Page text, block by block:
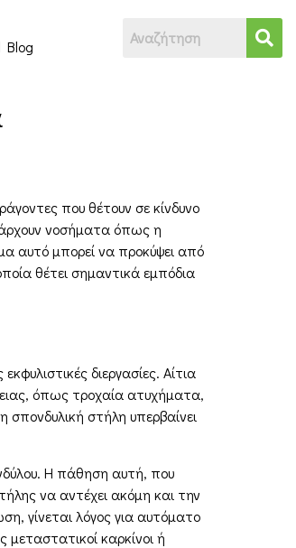
Blog
που θέτουν σε κίνδυνο
νοσήματα όπως η
αυτό μπορεί να προκύψει από
θέτει σημαντικά εμπόδια
διεργασίες. Αίτια
όπως τροχαία ατυχήματα,
στήλη υπερβαίνει
Η πάθηση αυτή, που
να αντέχει ακόμη και την
γίνεται λόγος για αυτόματο
καρκίνοι ή